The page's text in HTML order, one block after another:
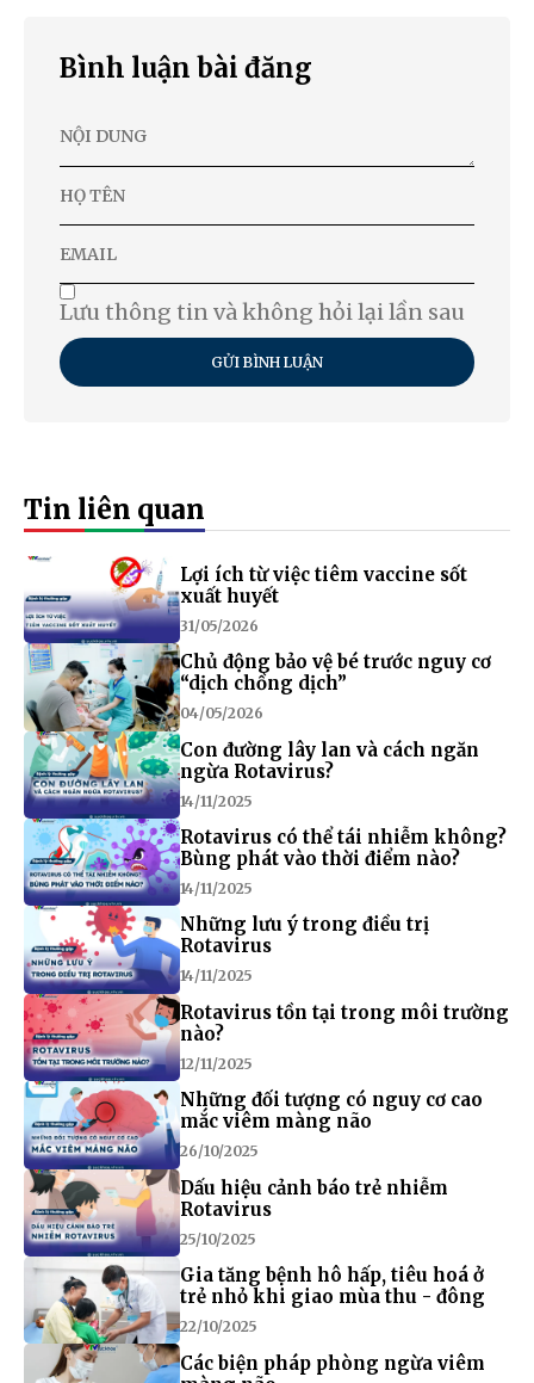
Bình luận bài đăng
Lưu thông tin và không hỏi lại lần sau
GỬI BÌNH LUẬN
Tin liên quan
Lợi ích từ việc tiêm vaccine sốt
xuất huyết
31/05/2026
Chủ động bảo vệ bé trước nguy cơ
“dịch chồng dịch”
04/05/2026
Con đường lây lan và cách ngăn
ngừa Rotavirus?
14/11/2025
Rotavirus có thể tái nhiễm không?
Bùng phát vào thời điểm nào?
14/11/2025
Những lưu ý trong điều trị
Rotavirus
14/11/2025
Rotavirus tồn tại trong môi trường
nào?
12/11/2025
Những đối tượng có nguy cơ cao
mắc viêm màng não
26/10/2025
Dấu hiệu cảnh báo trẻ nhiễm
Rotavirus
25/10/2025
Gia tăng bệnh hô hấp, tiêu hoá ở
trẻ nhỏ khi giao mùa thu - đông
22/10/2025
Các biện pháp phòng ngừa viêm